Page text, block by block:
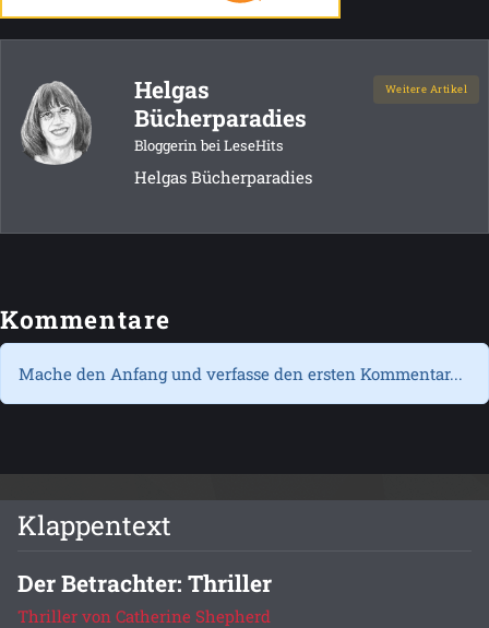
Helgas
Bücherparadies
Bloggerin bei LeseHits
Weitere Artikel
Helgas Bücherparadies
Kommentare
Mache den Anfang und verfasse den ersten Kommentar...
Klappentext
Der Betrachter: Thriller
Thriller von Catherine Shepherd